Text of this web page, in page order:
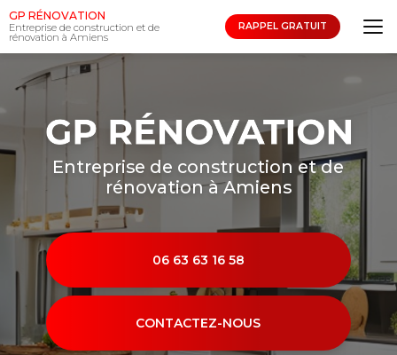
Aller
au
contenu
principal
GP RÉNOVATION
Entreprise de construction et de
rénovation à Amiens
RAPPEL GRATUIT
Entreprise de construction et de
rénovation à Amiens
06 63 63 16 58
CONTACTEZ-NOUS